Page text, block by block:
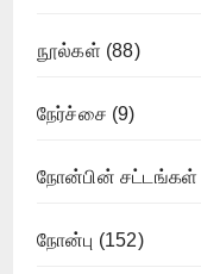
நூல்கள் (88)
நேர்ச்சை (9)
நோன்பின் சட்டங்கள்
நோன்பு (152)